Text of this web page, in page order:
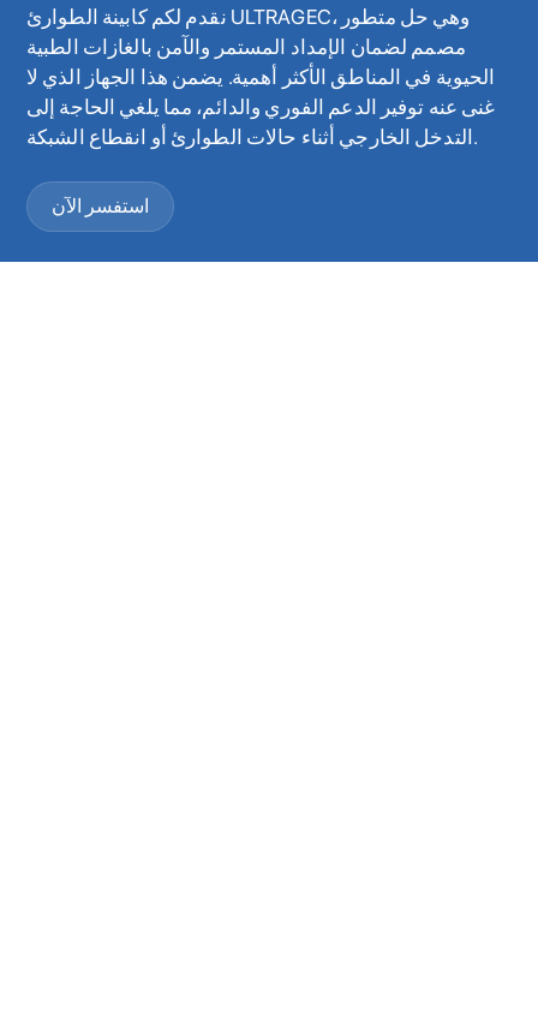
نقدم لكم كابينة الطوارئ ULTRAGEC، وهي حل متطور
مصمم لضمان الإمداد المستمر والآمن بالغازات الطبية
الحيوية في المناطق الأكثر أهمية. يضمن هذا الجهاز الذي لا
غنى عنه توفير الدعم الفوري والدائم، مما يلغي الحاجة إلى
التدخل الخارجي أثناء حالات الطوارئ أو انقطاع الشبكة.
استفسر الآن